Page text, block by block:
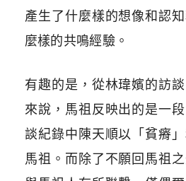
產生了什麼樣的想像和認
麼樣的共鳴經驗。
有趣的是，從林瑋嬪的訪
來說，馬祖反映出的是一
談紀錄中陳天順以「貧瘠
馬祖。而除了不願回馬祖